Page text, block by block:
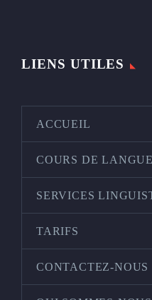
LIENS UTILES
ACCUEIL
COURS DE
SERVICES
TARIFS
CONTACTEZ-NOUS